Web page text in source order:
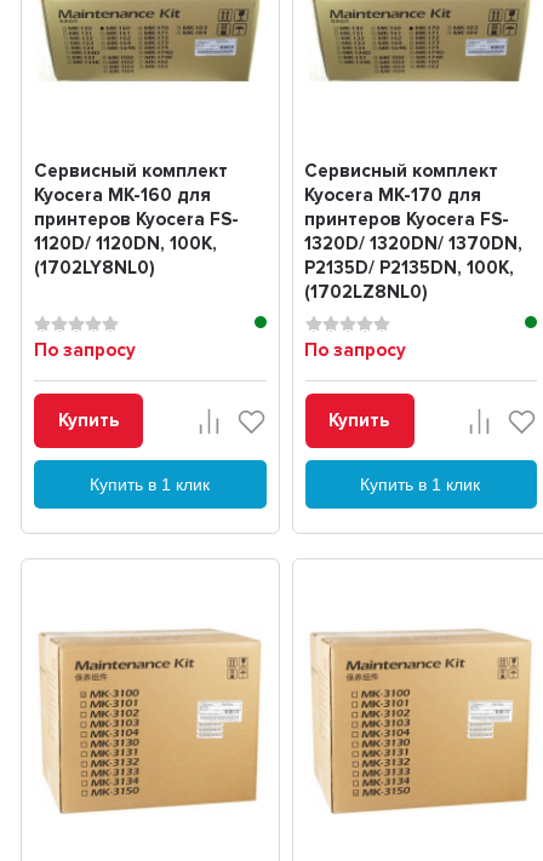
Сервисный комплект
Kyocera MK-160 для
принтеров Kyocera FS-
1120D/ 1120DN, 100K,
(1702LY8NL0)
По запросу
Купить
Купить в 1 клик
Сервисный комплект
Kyocera MK-170 для
принтеров Kyocera FS-
1320D/ 1320DN/ 1370DN,
P2135D/ P2135DN, 100K,
(1702LZ8NL0)
По запросу
Купить
Купить в 1 клик